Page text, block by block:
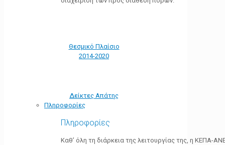
Θεσμικό Πλαίσιο
2014-2020
Δείκτες Απάτης
Πληροφορίες
Πληροφορίες
Καθ’ όλη τη διάρκεια της λειτουργίας της, η ΚΕΠΑ-